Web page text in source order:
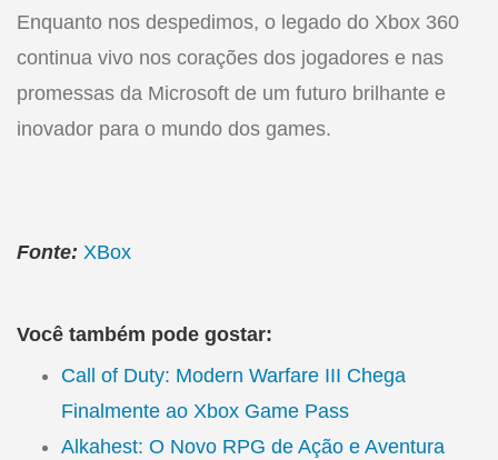
Enquanto nos despedimos, o legado do Xbox 360
continua vivo nos corações dos jogadores e nas
promessas da Microsoft de um futuro brilhante e
inovador para o mundo dos games.
Fonte: XBox
Você também pode gostar:
Call of Duty: Modern Warfare III Chega
Finalmente ao Xbox Game Pass
Alkahest: O Novo RPG de Ação e Aventura